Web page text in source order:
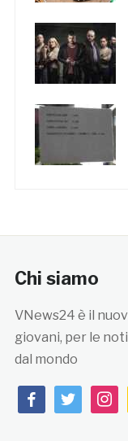
Chi siamo
VNews24 è il
giovani, per le
dal mondo
facebooktwitter